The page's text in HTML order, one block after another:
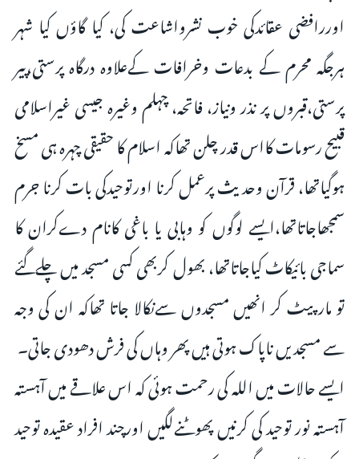
اوررافضی عقائدکی خوب نشرواشاعت کی، کیا گاؤں کیا شہر
ہرجگہ محرم کے بدعات وخرافات کےعلاوہ درگاہ پرستی،پیر
پرستی،قبروں پر نذر ونیاز، فاتحہ، چہلم وغیرہ جیسی غیراسلامی
قبیح رسومات کااس قدر چلن تھاکہ اسلام کا حقیقی چہرہ ہی مسخ
ہوگیاتھا، قرآن وحدیث پرعمل کرنا اورتوحیدکی بات کرنا جرم
سمجھاجاتاتھا،ایسے لوگوں کو وہابی یا باغی کانام دےکران کا
سماجی بائیکاٹ کیاجاتاتھا، بھول کربھی کسی مسجد میں چلےگئے
تو مارپیٹ کر انھیں مسجدوں سےنکالا جاتا تھاکہ ان کی وجہ
سے مسجدیں ناپاک ہوتی ہیں پھر وہاں کی فرش دھودی جاتی۔
ایسے حالات میں اللہ کی رحمت ہوئی کہ اس علاقے میں آہستہ
آہستہ نور توحید کی کرنیں پھوٹنےلگیں اورچند افراد عقیدہ توحید